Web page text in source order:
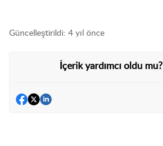
Güncelleştirildi: 4 yıl önce
İçerik yardımcı oldu mu?